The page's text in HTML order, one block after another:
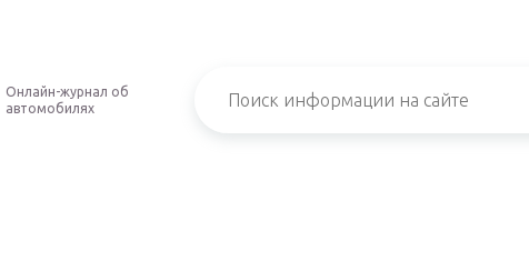
Онлайн-журнал об
автомобилях